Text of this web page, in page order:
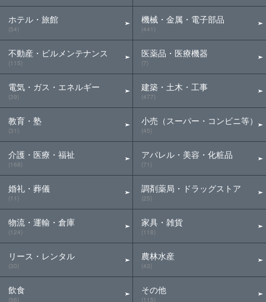
ホテル・旅館
(54)
不動産・ビルメンテナンス
(115)
電気・ガス・エネルギー
(39)
教育・塾
(31)
介護・医療・福祉
(168)
婚礼・葬儀
(11)
物流・運輸・倉庫
(124)
リース・レンタル
(30)
飲食
(56)
機械・金属・電子部品
(441)
医薬品・医療機器
(7)
建築・土木・工事
(477)
小売（スーパー・コンビニ等）
(45)
アパレル・美容・化粧品
(71)
調剤薬局・ドラッグストア
(25)
家具・雑貨
(118)
農林水産
(43)
その他
(115)